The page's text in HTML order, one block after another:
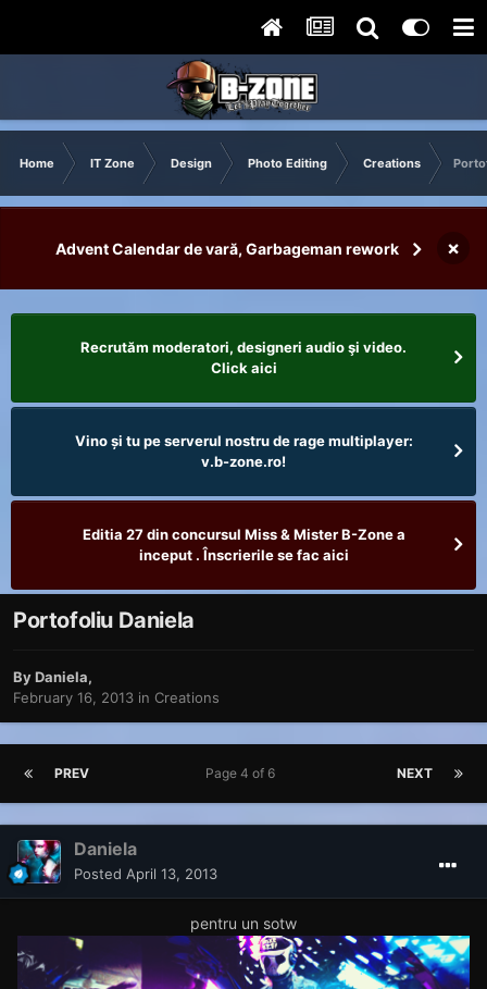
Home IT Zone Design Photo Editing Creations
Advent Calendar de vară, Garbageman rework ×
Recrutăm moderatori, designeri audio şi video.
Click aici
Vino și tu pe serverul nostru de rage multiplayer:
v.b-zone.ro!
Editia 27 din concursul Miss & Mister B-Zone a
inceput . Înscrierile se fac aici
Portofoliu Daniela
ByDaniela,
February 16, 2013 in Creations
PREV NEXT
Page 4 of 6
Daniela
Posted April 13, 2013
pentru un sotw